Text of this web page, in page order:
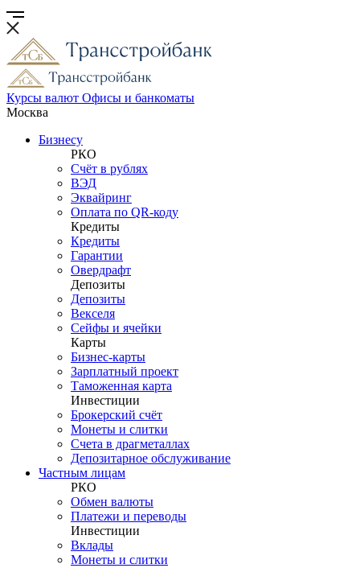
Курсы валют Офисы и банкоматы
Москва
Бизнесу
РКО
Счёт в рублях
ВЭД
Эквайринг
Оплата по QR-коду
Кредиты
Кредиты
Гарантии
Овердрафт
Депозиты
Депозиты
Векселя
Сейфы и ячейки
Карты
Бизнес-карты
Зарплатный проект
Таможенная карта
Инвестиции
Брокерский счёт
Монеты и слитки
Счета в драгметаллах
Депозитарное обслуживание
Частным лицам
РКО
Обмен валюты
Платежи и переводы
Инвестиции
Вклады
Монеты и слитки